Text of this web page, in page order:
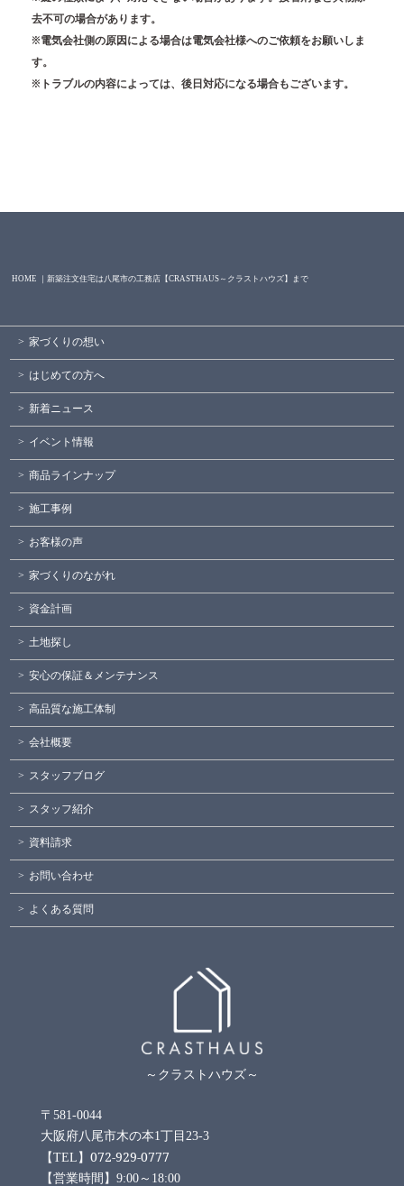
去不可の場合があります。
※電気会社側の原因による場合は電気会社様へのご依頼をお願いしま
す。
※トラブルの内容によっては、後日対応になる場合もございます。
HOME ｜新築注文住宅は八尾市の工務店【CRASTHAUS～クラストハウズ】まで
家づくりの想い
はじめての方へ
新着ニュース
イベント情報
商品ラインナップ
施工事例
お客様の声
家づくりのながれ
資金計画
土地探し
安心の保証＆メンテナンス
高品質な施工体制
会社概要
スタッフブログ
スタッフ紹介
資料請求
お問い合わせ
よくある質問
～クラストハウズ～
〒581-0044
大阪府八尾市木の本1丁目23-3
【TEL】072-929-0777
【営業時間】9:00～18:00